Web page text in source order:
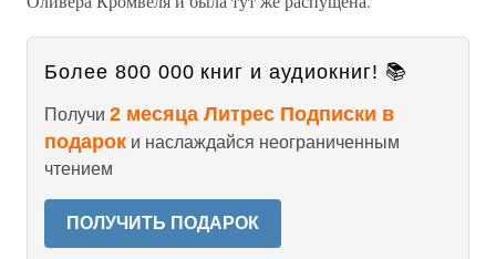
Более 800 000 книг и аудиокниг! 📚
Получи 2 месяца Литрес Подписки в
подарок и наслаждайся неограниченным
чтением
ПОЛУЧИТЬ ПОДАРОК